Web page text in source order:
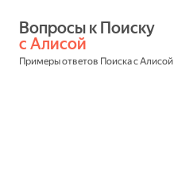
с Алисой
Примеры ответов Поиска с Алисой